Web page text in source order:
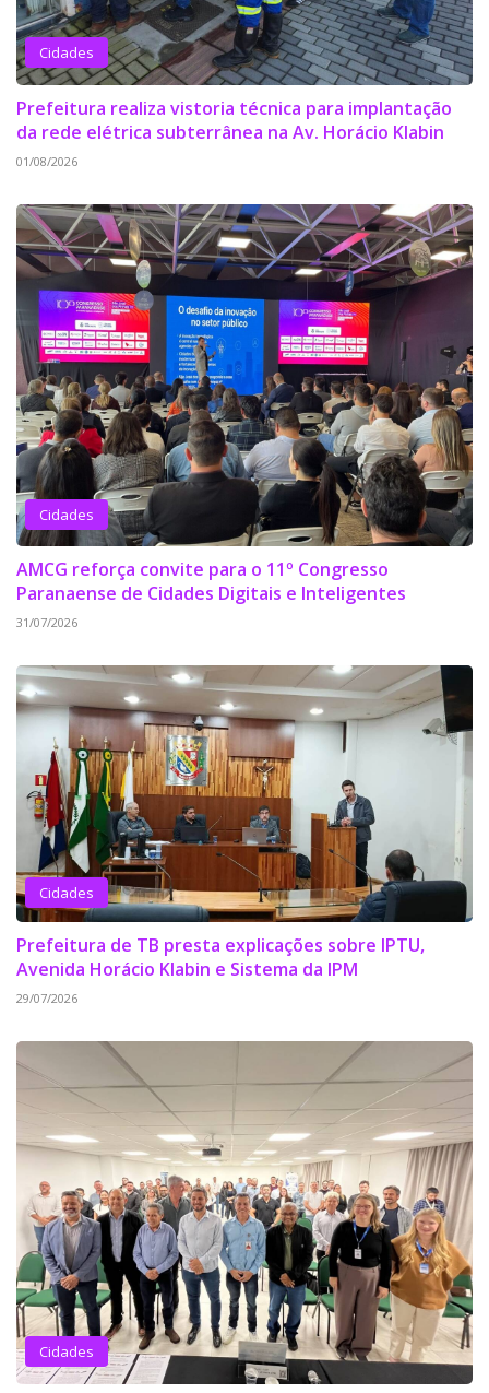
Cidades
Prefeitura realiza vistoria técnica para implantação
da rede elétrica subterrânea na Av. Horácio Klabin
01/08/2026
Cidades
AMCG reforça convite para o 11º Congresso
Paranaense de Cidades Digitais e Inteligentes
31/07/2026
Cidades
Prefeitura de TB presta explicações sobre IPTU,
Avenida Horácio Klabin e Sistema da IPM
29/07/2026
Cidades